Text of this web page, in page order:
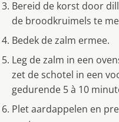
Bereid de korst door
de broodkruimels te
Bedek de zalm ermee.
Leg de zalm in een
zet de schotel in een
gedurende 5 à 10
Plet aardappelen en